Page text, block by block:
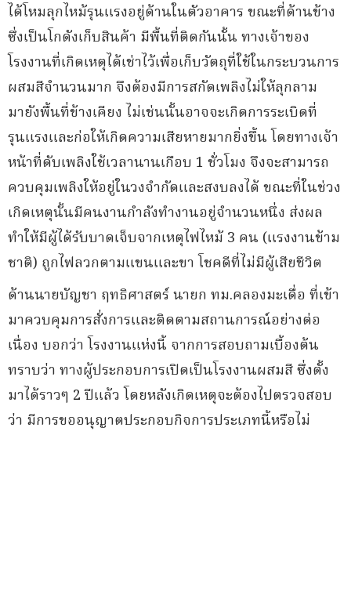
ได้โหมลุกไหม้รุนแรงอยู่ด้านในตัวอาคาร ขณะที่ด้านข้าง
ซึ่งเป็นโกดังเก็บสินค้า มีพื้นที่ติดกันนั้น ทางเจ้าของ
โรงงานที่เกิดเหตุได้เช่าไว้เพื่อเก็บวัตถุที่ใช้ในกระบวนการ
ผสมสีจำนวนมาก จึงต้องมีการสกัดเพลิงไม่ให้ลุกลาม
มายังพื้นที่ข้างเคียง ไม่เช่นนั้นอาจจะเกิดการระเบิดที่
รุนแรงและก่อให้เกิดความเสียหายมากยิ่งขึ้น โดยทางเจ้า
หน้าที่ดับเพลิงใช้เวลานานเกือบ 1 ชั่วโมง จึงจะสามารถ
ควบคุมเพลิงให้อยู่ในวงจำกัดและสงบลงได้ ขณะที่ในช่วง
เกิดเหตุนั้นมีคนงานกำลังทำงานอยู่จำนวนหนึ่ง ส่งผล
ทำให้มีผู้ได้รับบาดเจ็บจากเหตุไฟไหม้ 3 คน (แรงงานข้าม
ชาติ) ถูกไฟลวกตามแขนและขา โชคดีที่ไม่มีผู้เสียชีวิต
ด้านนายบัญชา ฤทธิศาสตร์ นายก ทม.คลองมะเดื่อ ที่เข้า
มาควบคุมการสั่งการและติดตามสถานการณ์อย่างต่อ
เนื่อง บอกว่า โรงงานแห่งนี้ จากการสอบถามเบื้องต้น
ทราบว่า ทางผู้ประกอบการเปิดเป็นโรงงานผสมสี ซึ่งตั้ง
มาได้ราวๆ 2 ปีแล้ว โดยหลังเกิดเหตุจะต้องไปตรวจสอบ
ว่า มีการขออนุญาตประกอบกิจการประเภทนี้หรือไม่